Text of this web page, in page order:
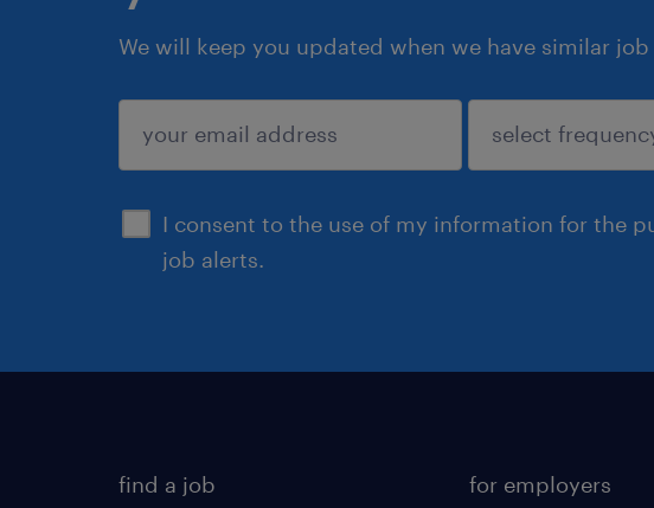
We will keep you updated when we have similar
I consent to the use of my information for the
job alerts.
submit
find a job for employers